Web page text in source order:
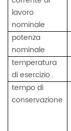
lavoro
nominale
potenza
nominale
temperatura
di esercizio..
tempo di
conservazione